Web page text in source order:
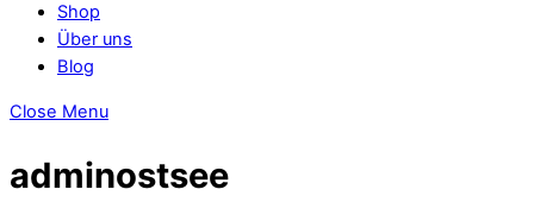
Shop
Über uns
Blog
Close Menu
adminostsee